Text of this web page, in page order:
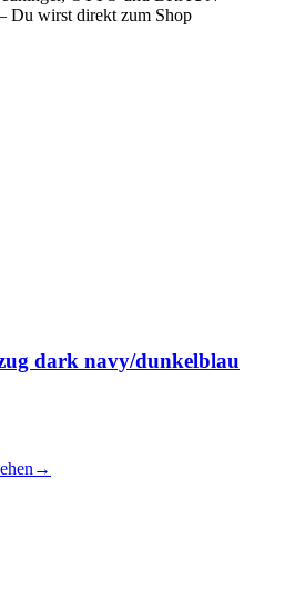
wirst direkt zum Shop
dark navy/dunkelblau
→